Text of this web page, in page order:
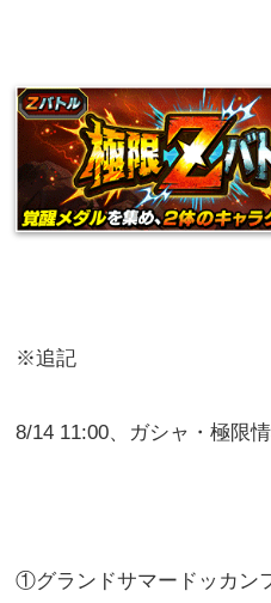
※追記
8/14 11:00、ガシャ・極限
①グランドサマードッカン